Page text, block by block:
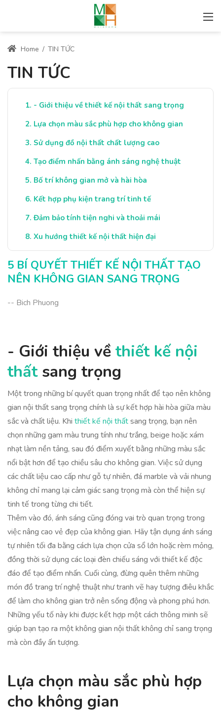
Home / TIN TỨC
TIN TỨC
- Giới thiệu về thiết kế nội thất sang trọng
Lựa chọn màu sắc phù hợp cho không gian
Sử dụng đồ nội thất chất lượng cao
Tạo điểm nhấn bằng ánh sáng nghệ thuật
Bố trí không gian mở và hài hòa
Kết hợp phụ kiện trang trí tinh tế
Đảm bảo tính tiện nghi và thoải mái
Xu hướng thiết kế nội thất hiện đại
Xu hướng thiết kế nội thất hiện đại
Kết luận: Tạo nên không gian sống đẳng cấp
5 BÍ QUYẾT THIẾT KẾ NỘI THẤT TẠO
NÊN KHÔNG GIAN SANG TRỌNG
-- Bich Phuong
- Giới thiệu về thiết kế nội
thấtsang trọng
Một trong những bí quyết quan trọng nhất để tạo nên không
gian nội thất sang trọng chính là sự kết hợp hài hòa giữa màu
sắc và chất liệu. Khi thiết kế nội thấtsang trọng, bạn nên
chọn những gam màu trung tính như trắng, beige hoặc xám
nhạt làm nền tảng, sau đó điểm xuyết bằng những màu sắc
nổi bật hơn để tạo chiều sâu cho không gian. Việc sử dụng
các chất liệu cao cấp như gỗ tự nhiên, đá marble và vải nhung
không chỉ mang lại cảm giác sang trọng mà còn thể hiện sự
tinh tế trong từng chi tiết.
Thêm vào đó, ánh sáng cũng đóng vai trò quan trọng trong
việc nâng cao vẻ đẹp của không gian. Hãy tận dụng ánh sáng
tự nhiên tối đa bằng cách lựa chọn cửa sổ lớn hoặc rèm mỏng,
đồng thời sử dụng các loại đèn chiếu sáng với thiết kế độc
đáo để tạo điểm nhấn. Cuối cùng, đừng quên thêm những
món đồ trang trí nghệ thuật như tranh vẽ hay tượng điêu khắc
để làm cho không gian trở nên sống động và phong phú hơn.
Những yếu tố này khi được kết hợp một cách thông minh sẽ
giúp bạn tạo ra một không gian nội thất không chỉ sang trọng
mà còn đầy ấn tượng.
Lựa chọn màu sắc phù hợp
cho không gian